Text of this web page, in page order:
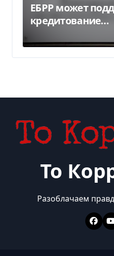
ЕБРР может
кредитование
300 млн евро —
То
Разоблачаем